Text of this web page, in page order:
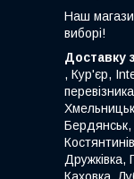
Наш
виборі!
Доставку
, Кур'єр,
Каховка,